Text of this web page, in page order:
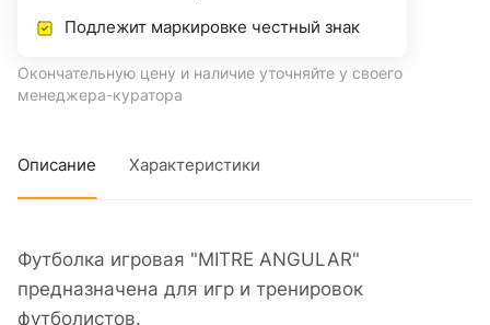
Подлежит маркировке честный знак
Окончательную цену и наличие уточняйте у своего
менеджера-куратора
Описание Характеристики
Футболка игровая "MITRE ANGULAR"
предназначена для игр и тренировок
футболистов.